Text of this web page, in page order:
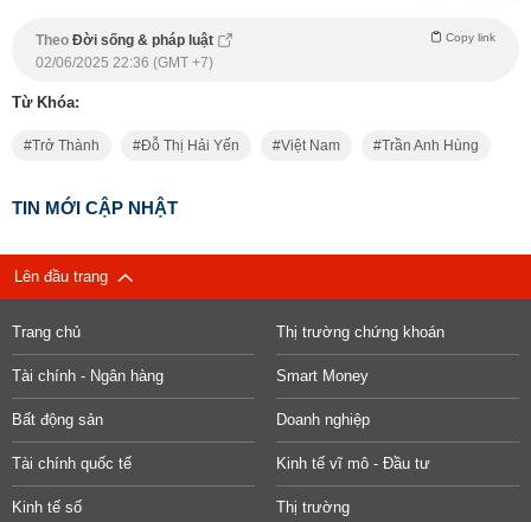
Theo Đời sống & pháp luật Copy link
02/06/2025 22:36 (GMT +7)
Từ Khóa:
Trở Thành Đỗ Thị Hải Yến Việt Nam Trần Anh Hùng
TIN MỚI CẬP NHẬT
Lên đầu trang
Trang chủ Thị trường chứng khoán
Tài chính - Ngân hàng Smart Money
Bất động sản Doanh nghiệp
Tài chính quốc tế Kinh tế vĩ mô - Đầu tư
Kinh tế số Thị trường